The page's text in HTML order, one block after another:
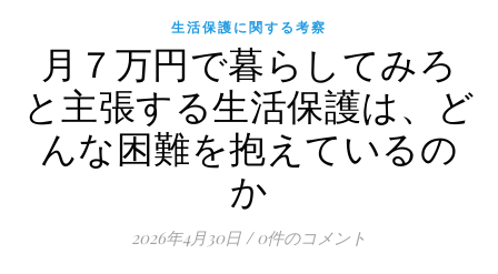
生活保護に関する考察
月７万円で暮らしてみろ
と主張する生活保護は、ど
んな困難を抱えているの
か
2026年4月30日 / 0件のコメント